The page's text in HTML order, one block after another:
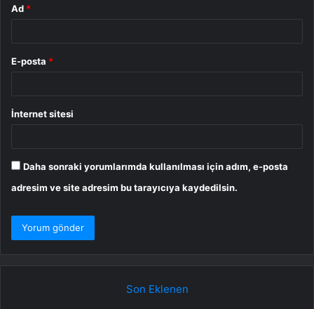
Ad *
E-posta *
İnternet sitesi
Daha sonraki yorumlarımda kullanılması için adım, e-posta
adresim ve site adresim bu tarayıcıya kaydedilsin.
Son Eklenen